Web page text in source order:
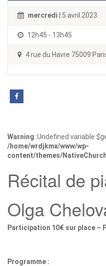
mercredi | 5 avril 2023
12h45 - 13h45
4 rue du Havre 75009
Warning: Undefined variable
/home/wrdjkmx/www/wp-
content/themes/
Récital de
Olga
Participation 10€ sur place –
Programme :